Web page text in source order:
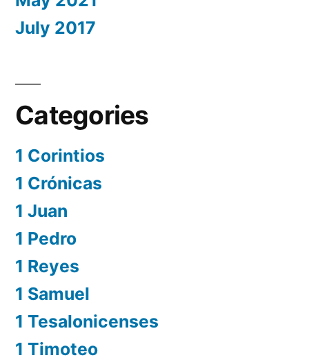
July 2017
Categories
1 Corintios
1 Crónicas
1 Juan
1 Pedro
1 Reyes
1 Samuel
1 Tesalonicenses
1 Timoteo